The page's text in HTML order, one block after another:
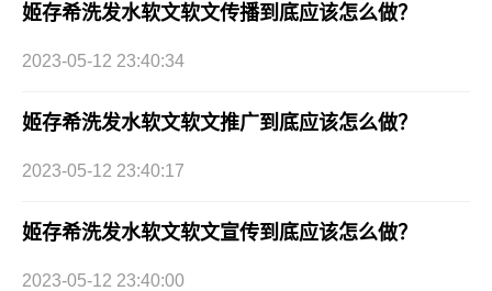
姬存希洗发水软文软文传播到底应该怎么做？
2023-05-12 23:40:34
姬存希洗发水软文软文推广到底应该怎么做？
2023-05-12 23:40:17
姬存希洗发水软文软文宣传到底应该怎么做？
2023-05-12 23:40:00